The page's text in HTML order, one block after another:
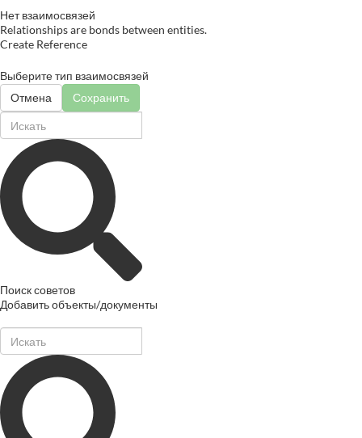
Нет взаимосвязей
Relationships are bonds between entities.
Create Reference
Выберите тип взаимосвязей
Отмена
Сохранить
Поиск советов
Добавить объекты/документы